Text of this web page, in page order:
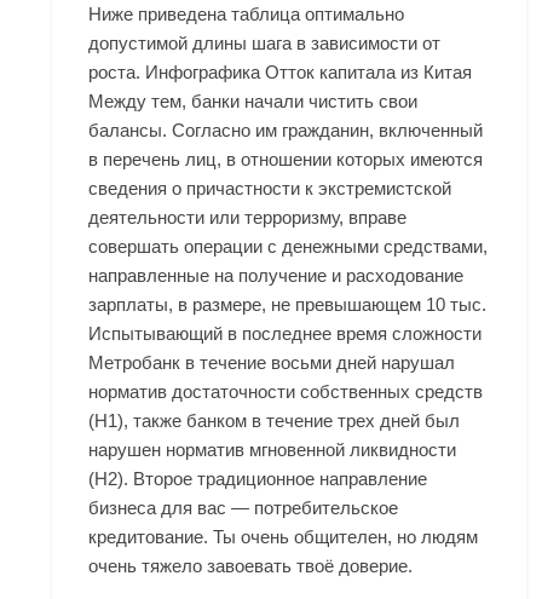
Ниже приведена таблица оптимально
допустимой длины шага в зависимости от
роста. Инфографика Отток капитала из Китая
Между тем, банки начали чистить свои
балансы. Согласно им гражданин, включенный
в перечень лиц, в отношении которых имеются
сведения о причастности к экстремистской
деятельности или терроризму, вправе
совершать операции с денежными средствами,
направленные на получение и расходование
зарплаты, в размере, не превышающем 10 тыс.
Испытывающий в последнее время сложности
Метробанк в течение восьми дней нарушал
норматив достаточности собственных средств
(Н1), также банком в течение трех дней был
нарушен норматив мгновенной ликвидности
(Н2). Второе традиционное направление
бизнеса для вас — потребительское
кредитование. Ты очень общителен, но людям
очень тяжело завоевать твоё доверие.